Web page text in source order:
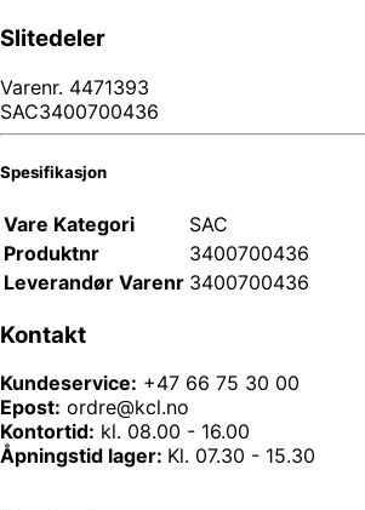
Slitedeler
Varenr. 4471393
SAC3400700436
Spesifikasjon
Vare Kategori
SAC
Produktnr
3400700436
Leverandør Varenr 3400700436
Kontakt
Kundeservice: +47 66 75 30 00
Epost: ordre@kcl.no
Kontortid: kl. 08.00 - 16.00
Åpningstid lager: Kl. 07.30 - 15.30